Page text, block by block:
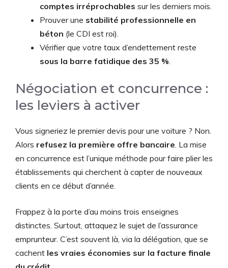
comptes irréprochables sur les derniers mois.
Prouver une stabilité professionnelle en
béton (le CDI est roi).
Vérifier que votre taux d’endettement reste
sous la barre fatidique des 35 %
Négociation et concurrence :
les leviers à activer
Vous signeriez le premier devis pour une voiture ? Non.
Alors refusez la première offre bancaire . La mise
en concurrence est l’unique méthode pour faire plier les
établissements qui cherchent à capter de nouveaux
clients en ce début d’année.
Frappez à la porte d’au moins trois enseignes
distinctes. Surtout, attaquez le sujet de l’assurance
emprunteur. C’est souvent là, via la délégation, que se
cachent les vraies économies sur la facture finale